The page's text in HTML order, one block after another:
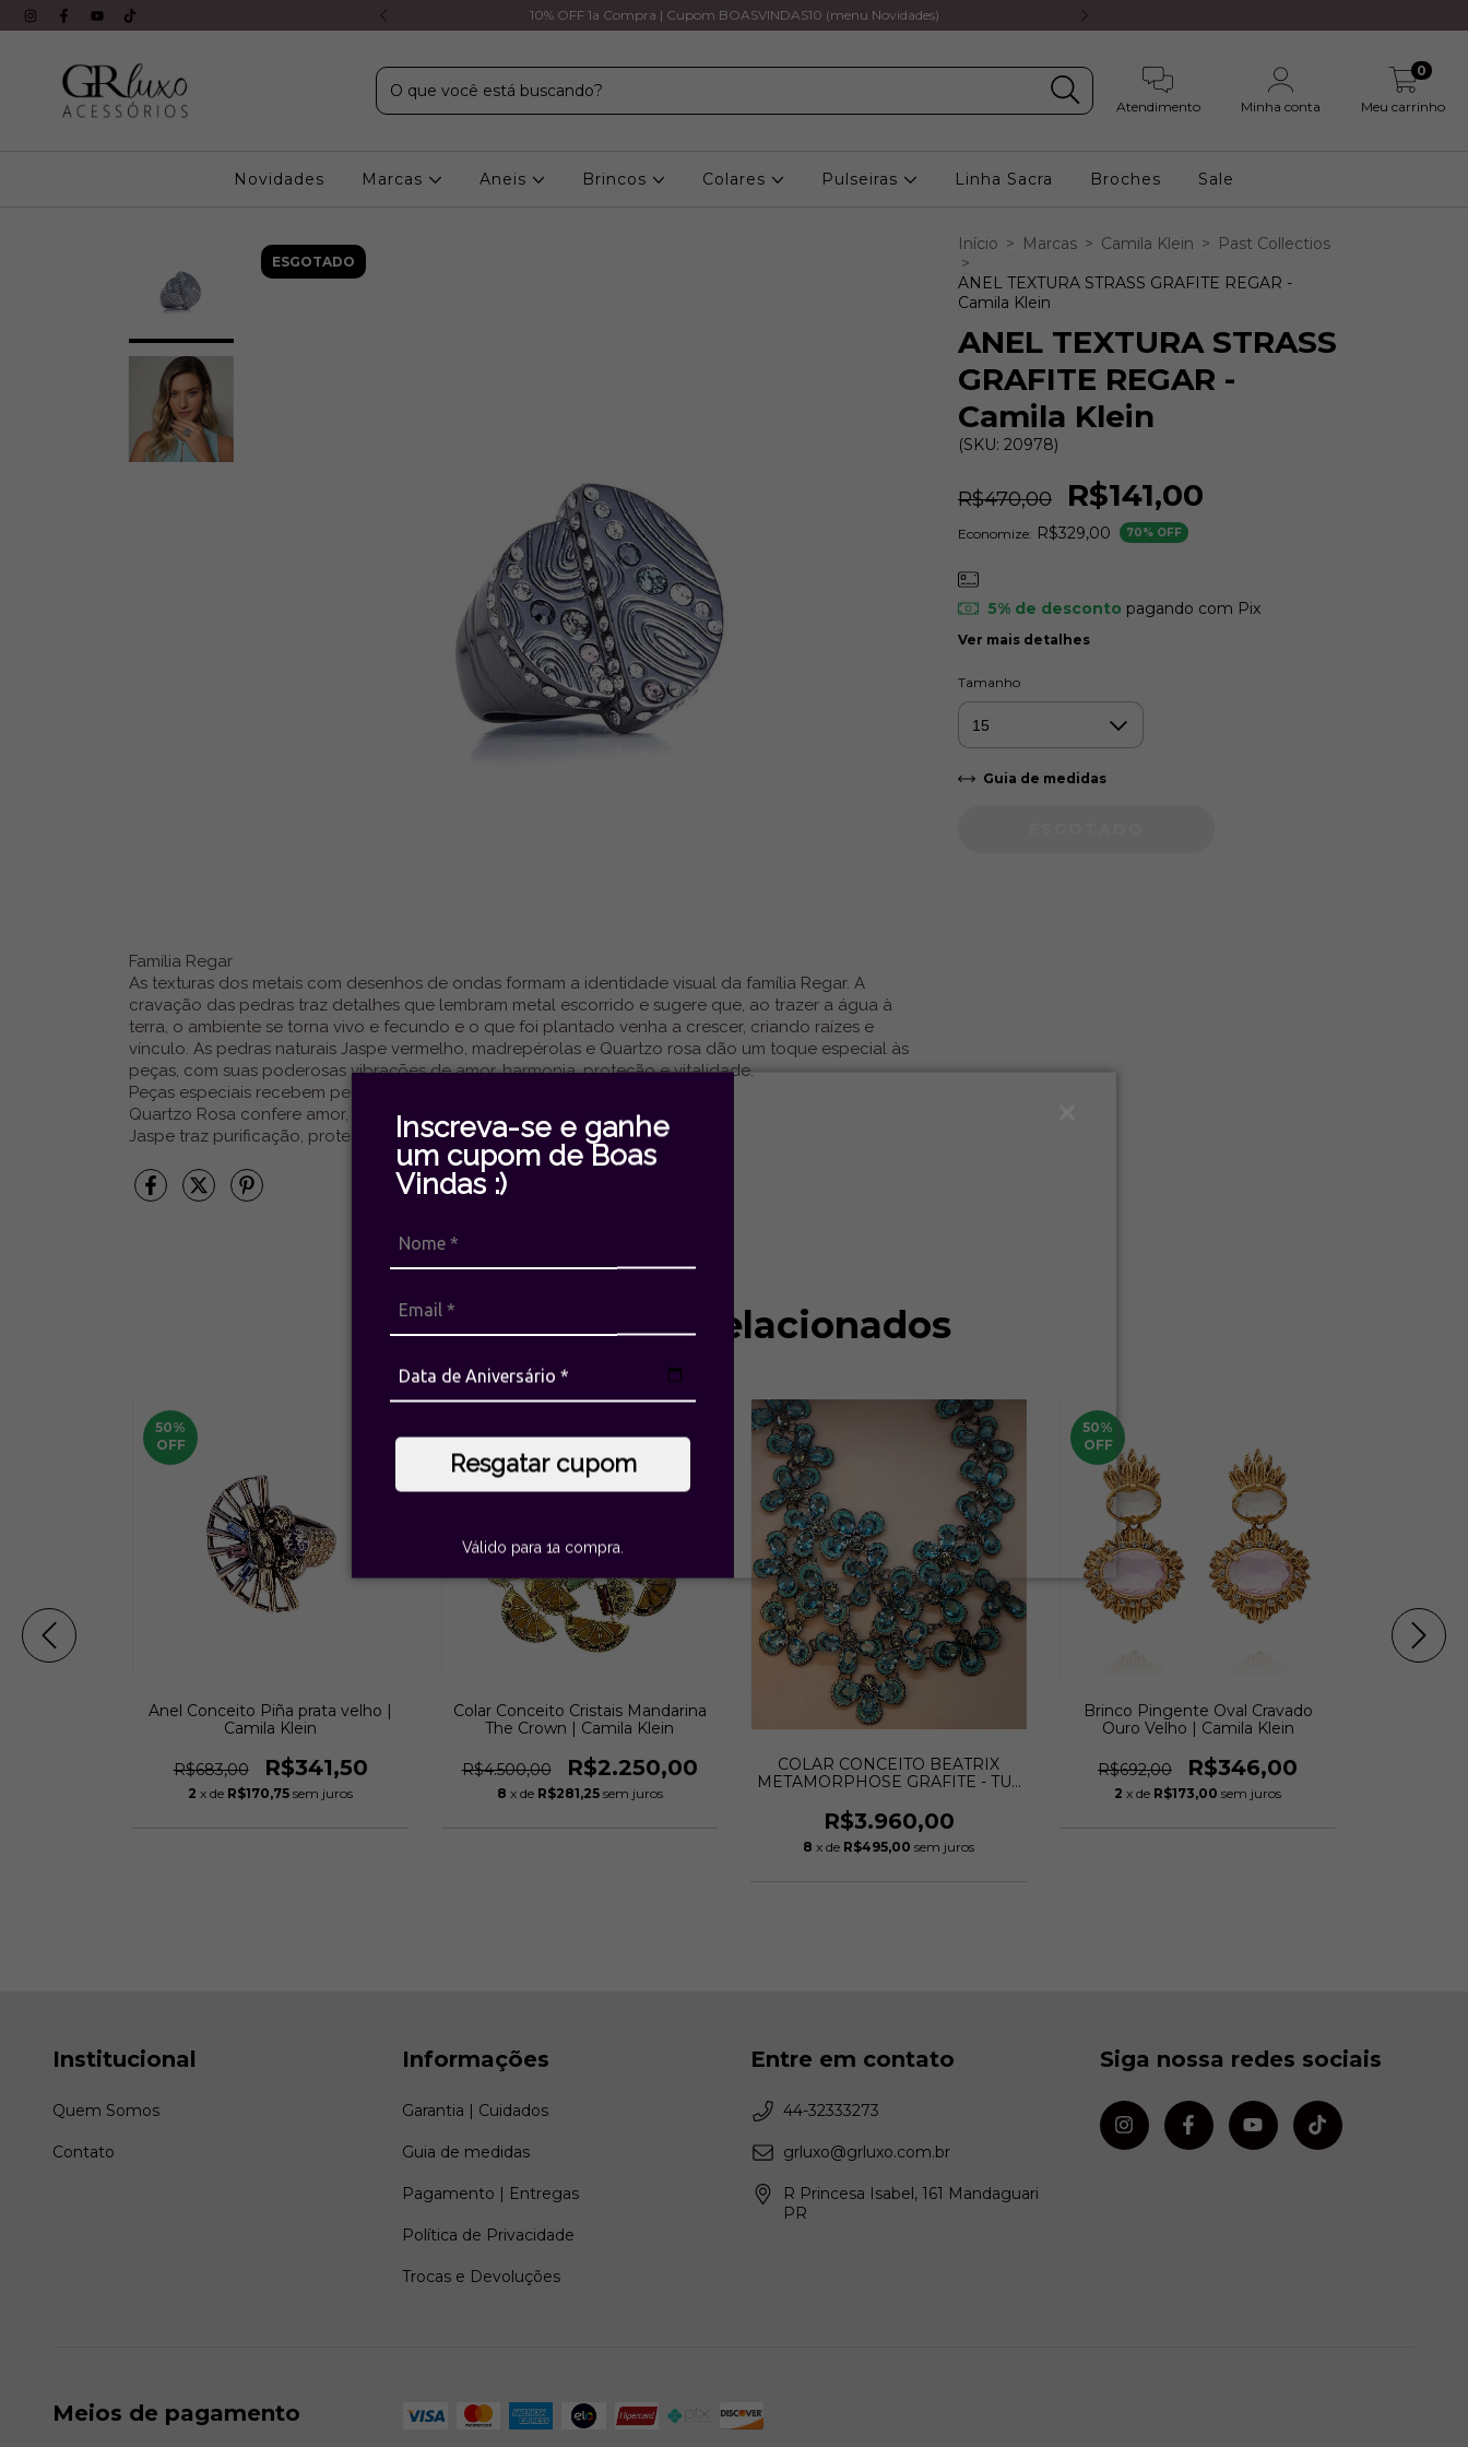
Inscreva-se e ganhe
um cupom de Boas
Vindas :)
Resgatar cupom
Válido para 1a compra.
s/ juros em todos os cartões 10% OFF 1a Compra | Cupom BOASVINDAS10 (menu Novidades)
Atendimento Minha conta Meu carrinho
0
Novidades Marcas Aneis Brincos Colares Pulseiras Linha Sacra Broches Sale
ESGOTADO
Família Regar
As texturas dos metais com desenhos de ondas formam a identidade visual da família Regar. A
cravação das pedras traz detalhes que lembram metal escorrido e sugere que, ao trazer a água à
terra, o ambiente se torna vivo e fecundo e o que foi plantado venha a crescer, criando raízes e
vínculo. As pedras naturais Jaspe vermelho, madrepérolas e Quartzo rosa dão um toque especial às
peças, com suas poderosas vibrações de amor, harmonia, proteção e vitalidade.
Peças especiais recebem pedras naturais com propriedades energéticas:
Quartzo Rosa confere amor, cura interior e paz.
Jaspe traz purificação, proteção e é altamente espiritual.
Início > Marcas > Camila Klein > Past Collectios
>
ANEL TEXTURA STRASS GRAFITE REGAR -
Camila Klein
ANEL TEXTURA STRASS
GRAFITE REGAR -
Camila Klein
(SKU: 20978)
R$470,00 R$141,00
Economize: R$329,00 70% OFF
5% de desconto pagando com Pix
Ver mais detalhes
Tamanho
Guia de medidas
Produtos relacionados
50%
OFF
Anel Conceito Piña prata velho |
Camila Klein
R$683,00 R$341,50
2 x de R$170,75 sem juros
Colar Conceito Cristais Mandarina
The Crown | Camila Klein
R$4.500,00 R$2.250,00
8 x de R$281,25 sem juros
COLAR CONCEITO BEATRIX
METAMORPHOSE GRAFITE - TU |
R$3.960,00
8 x de R$495,00 sem juros
50%
OFF
Brinco Pingente Oval Cravado
Ouro Velho | Camila Klein
R$692,00 R$346,00
2 x de R$173,00 sem juros
Institucional
Quem Somos
Contato
Informações
Garantia | Cuidados
Guia de medidas
Pagamento | Entregas
Política de Privacidade
Trocas e Devoluções
Entre em contato
44-32333273
grluxo@grluxo.com.br
R Princesa Isabel, 161 Mandaguari
PR
Siga nossa redes sociais
Meios de pagamento